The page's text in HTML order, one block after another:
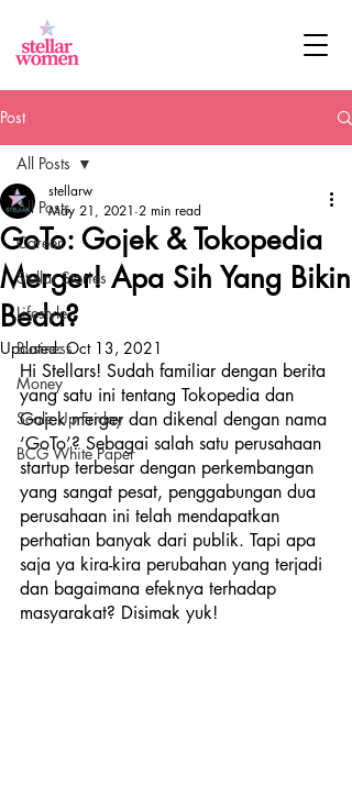
Post
All Posts
Career
Stellar Stories
Lifestyle
Business
Money
Scale Up Friday
BCG White Paper
All Posts
GoTo: Gojek & Tokopedia
Merger! Apa Sih Yang Bikin
Beda?
stellarw
May 21, 2021 2 min read
Updated:Oct 13, 2021
Hi Stellars! Sudah familiar dengan berita
yang satu ini tentang Tokopedia dan
Gojek merger dan dikenal dengan nama
‘GoTo’? Sebagai salah satu perusahaan
startup terbesar dengan perkembangan
yang sangat pesat, penggabungan dua
perusahaan ini telah mendapatkan
perhatian banyak dari publik. Tapi apa
saja ya kira-kira perubahan yang terjadi
dan bagaimana efeknya terhadap
masyarakat? Disimak yuk!